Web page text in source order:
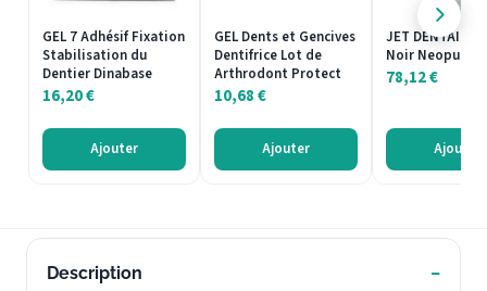
GEL 7 Adhésif Fixation
Stabilisation du
Dentier Dinabase
16,20€
Ajouter
GEL Dents et Gencives
Dentifrice Lot de
Arthrodont Protect
10,68€
Ajouter
JET DENTAIRE
Noir Neopulse
78,12€
Ajouter
Description